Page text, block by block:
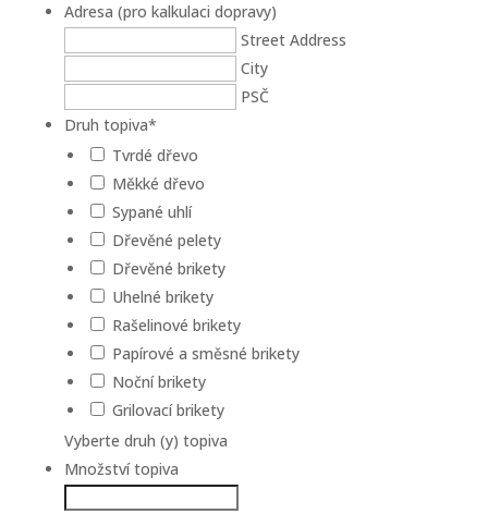
Adresa (pro kalkulaci dopravy)
Street Address
City
PSČ
Druh topiva*
Tvrdé dřevo
Měkké dřevo
Sypané uhlí
Dřevěné pelety
Dřevěné brikety
Uhelné brikety
Rašelinové brikety
Papírové a směsné brikety
Noční brikety
Grilovací brikety
Vyberte druh (y) topiva
Množství topiva